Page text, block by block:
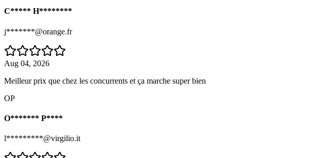
C***** H********
j*******@orange.fr
Aug 04, 2026
Meilleur prix que chez les concurrents et ça marche super bien
OP
O******* P****
l*********@virgilio.it